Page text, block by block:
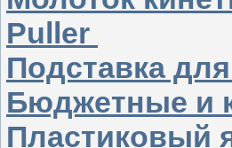
Puller
Подставка
Бюджетные и
Пластиковый